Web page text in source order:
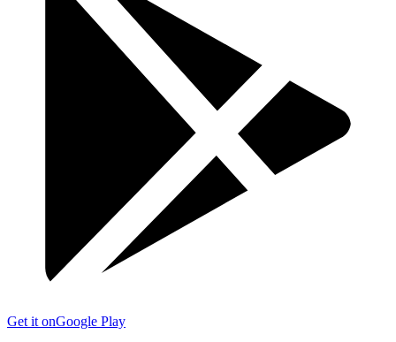
Get it onGoogle Play